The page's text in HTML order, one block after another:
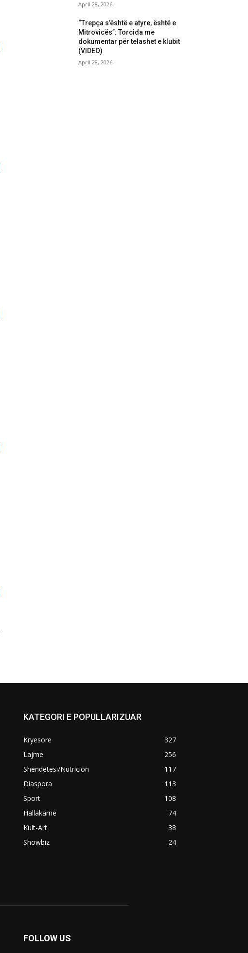
April 28, 2026
“Trepça s’është e atyre, është e
Mitrovicës”: Torcida me
dokumentar për telashet e klubit
(VIDEO)
April 28, 2026
KATEGORI E POPULLARIZUAR
Kryesore
327
Lajme
256
Shëndetësi/Nutricion
117
Diaspora
113
Sport
108
Hallakamë
74
Kult-Art
38
Showbiz
24
FOLLOW US